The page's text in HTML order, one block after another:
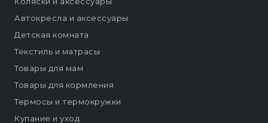
Автокресла и аксессуары
Детская комната
Текстиль и матрасы
Товары для мам
Товары для кормления
Термосы и термокружки
Купание и уход